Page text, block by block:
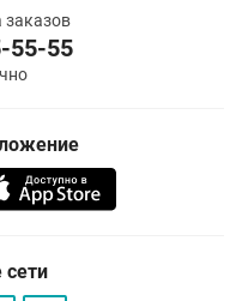
заказов
55-55